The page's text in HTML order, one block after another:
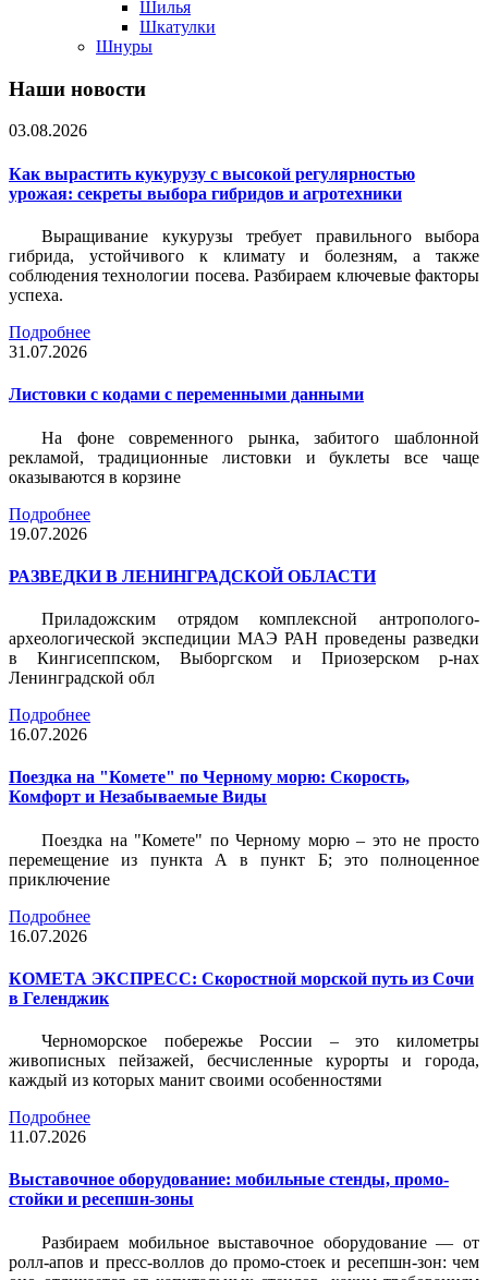
Шилья
Шкатулки
Шнуры
Наши новости
03.08.2026
Как вырастить кукурузу с высокой регулярностью
урожая: секреты выбора гибридов и агротехники
Выращивание кукурузы требует правильного выбора
гибрида, устойчивого к климату и болезням, а также
соблюдения технологии посева. Разбираем ключевые факторы
успеха.
Подробнее
31.07.2026
Листовки c кодами с переменными данными
На фоне современного рынка, забитого шаблонной
рекламой, традиционные листовки и буклеты все чаще
оказываются в корзине
Подробнее
19.07.2026
РАЗВЕДКИ В ЛЕНИНГРАДСКОЙ ОБЛАСТИ
Приладожским отрядом комплексной антрополого-
археологической экспедиции МАЭ РАН проведены разведки
в Кингисеппском, Выборгском и Приозерском р-нах
Ленинградской обл
Подробнее
16.07.2026
Поездка на "Комете" по Черному морю: Скорость,
Комфорт и Незабываемые Виды
Поездка на "Комете" по Черному морю – это не просто
перемещение из пункта А в пункт Б; это полноценное
приключение
Подробнее
16.07.2026
КОМЕТА ЭКСПРЕСС: Скоростной морской путь из Сочи
в Геленджик
Черноморское побережье России – это километры
живописных пейзажей, бесчисленные курорты и города,
каждый из которых манит своими особенностями
Подробнее
11.07.2026
Выставочное оборудование: мобильные стенды, промо-
стойки и ресепшн-зоны
Разбираем мобильное выставочное оборудование — от
ролл-апов и пресс-воллов до промо-стоек и ресепшн-зон: чем